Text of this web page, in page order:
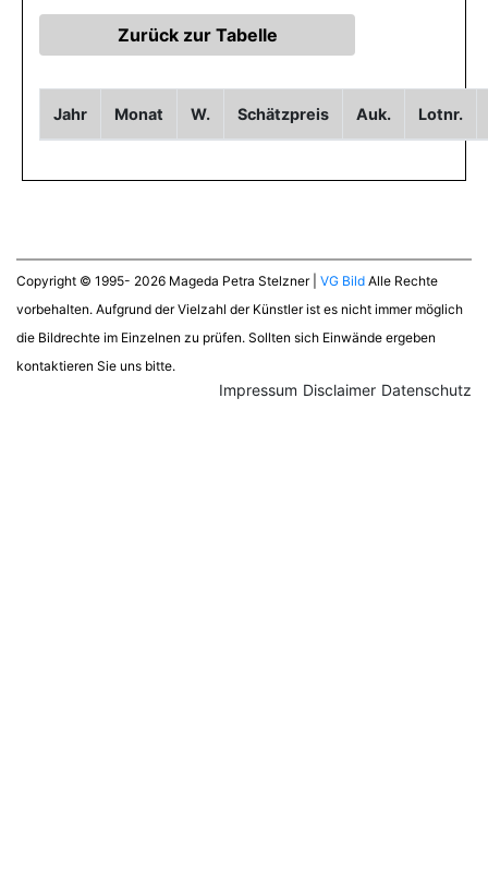
Jahr Monat W. Schätzpreis Auk. Lotnr.
Copyright © 1995- 2026 Mageda Petra Stelzner | VG Bild Alle Rechte
vorbehalten. Aufgrund der Vielzahl der Künstler ist es nicht immer möglich
die Bildrechte im Einzelnen zu prüfen. Sollten sich Einwände ergeben
kontaktieren Sie uns bitte.
Datenschutz
Disclaimer
Impressum